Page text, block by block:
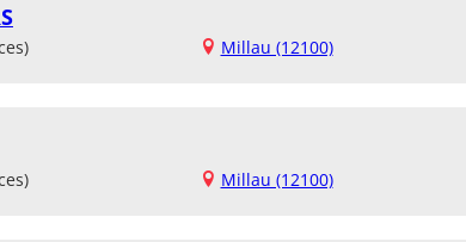
Millau (12100)
Millau (12100)